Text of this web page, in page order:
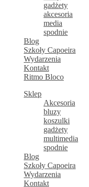
gadżety
akcesoria
media
spodnie
Blog
Szkoły Capoeira
Wydarzenia
Kontakt
Ritmo Bloco
Sklep
Akcesoria
bluzy
koszulki
gadżety
multimedia
spodnie
Blog
Szkoły Capoeira
Wydarzenia
Kontakt